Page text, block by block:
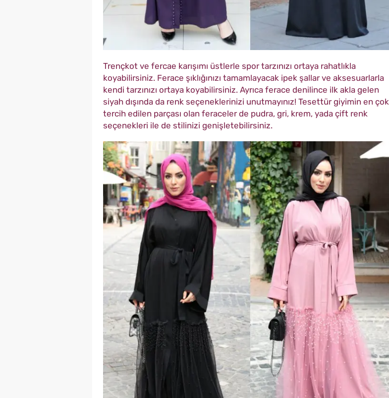
Trençkot ve fercae karışımı üstlerle spor tarzınızı ortaya rahatlıkla
koyabilirsiniz. Ferace şıklığınızı tamamlayacak ipek şallar ve aksesuarlarla
kendi tarzınızı ortaya koyabilirsiniz. Ayrıca ferace denilince ilk akla gelen
siyah dışında da renk seçeneklerinizi unutmayınız! Tesettür giyimin en çok
tercih edilen parçası olan feraceler de pudra, gri, krem, yada çift renk
seçenekleri ile de stilinizi genişletebilirsiniz.